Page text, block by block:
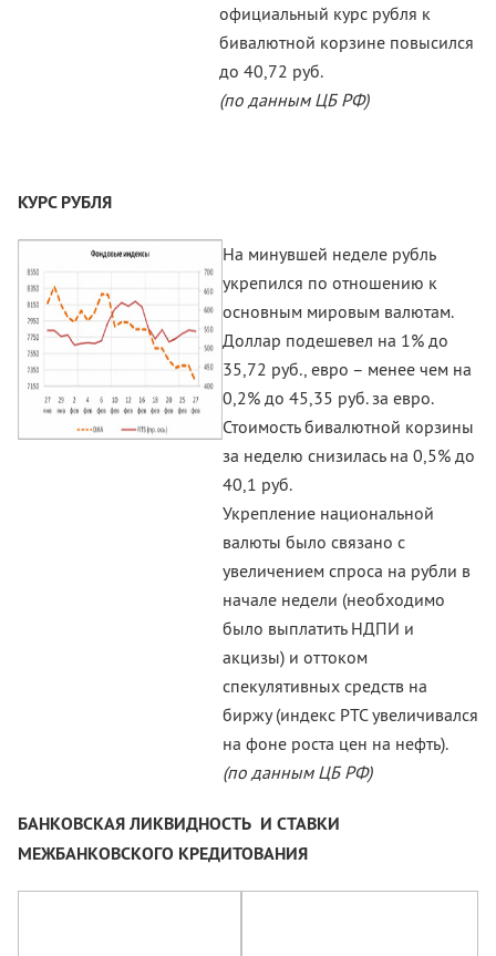
официальный курс рубля к
бивалютной корзине повысился
до 40,72 руб.
(по данным ЦБ РФ)
КУРС РУБЛЯ
На минувшей неделе рубль
укрепился по отношению к
основным мировым валютам.
Доллар подешевел на 1% до
35,72 руб., евро – менее чем на
0,2% до 45,35 руб. за евро.
Стоимость бивалютной корзины
за неделю снизилась на 0,5% до
40,1 руб.
Укрепление национальной
валюты было связано с
увеличением спроса на рубли в
начале недели (необходимо
было выплатить НДПИ и
акцизы) и оттоком
спекулятивных средств на
биржу (индекс РТС увеличивался
на фоне роста цен на нефть).
(по данным ЦБ РФ)
БАНКОВСКАЯ ЛИКВИДНОСТЬ И СТАВКИ
МЕЖБАНКОВСКОГО КРЕДИТОВАНИЯ